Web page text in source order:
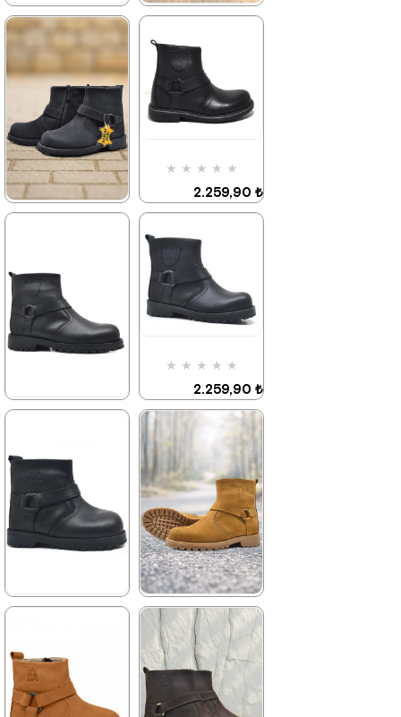
★ ★ ★ ★
4.629,90 ₺
%42İndirim
Ücretsiz
Kargo
2.049,90 ₺
3.519,90 ₺
3.879,90 ₺
%42İndirim
Ücretsiz
Kargo
★ ★ ★ ★ ★
2.259,90 ₺
3.879,90 ₺
%42İndirim
Kargo
Son 1
Ürün
4.629,90 ₺
%42İndirim
Ücretsiz
Kargo
★ ★ ★ ★ ★
2.259,90 ₺
3.879,90 ₺
%42İndirim
Ücretsiz
Kargo
3.519,90 ₺
★ ★ ★ ★
2.699,90 ₺
4.629,90 ₺